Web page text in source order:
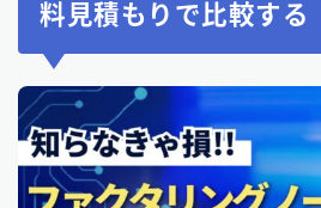
料見積もりで比較する